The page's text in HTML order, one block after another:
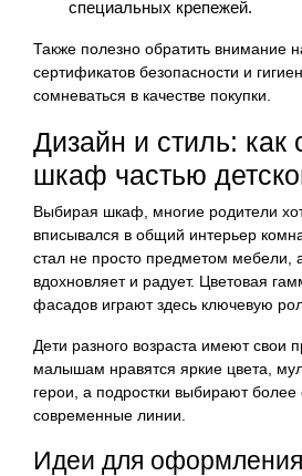
специальных крепежей.
Также полезно обратить внимание
сертификатов безопасности и
сомневаться в качестве покупки.
Дизайн и стиль: как
шкаф частью
Выбирая шкаф, многие родители
вписывался в общий интерьер
стал не просто предметом мебели,
вдохновляет и радует. Цветовая
фасадов играют здесь ключевую
Дети разного возраста имеют свои
малышам нравятся яркие цвета,
герои, а подростки выбирают
современные линии.
Идеи для